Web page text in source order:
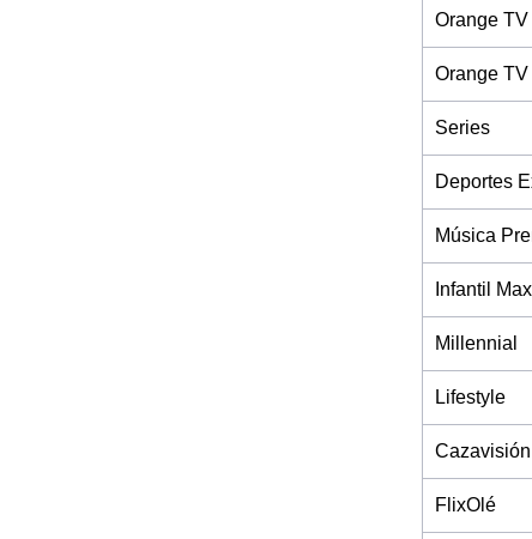
Orange
Orange
Series
Deportes
Música
Infantil Max
Millennial
Lifestyle
Cazavisión
FlixOlé